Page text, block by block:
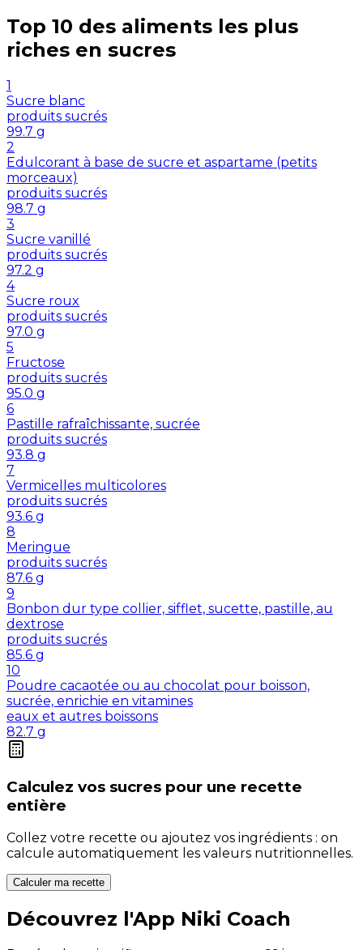
Top 10 des aliments les plus
riches en sucres
1
Sucre blanc
produits sucrés
99.7 g
2
Edulcorant à base de sucre et aspartame (petits
morceaux)
produits sucrés
98.7 g
3
Sucre vanillé
produits sucrés
97.2 g
4
Sucre roux
produits sucrés
97.0 g
5
Fructose
produits sucrés
95.0 g
6
Pastille rafraîchissante, sucrée
produits sucrés
93.8 g
7
Vermicelles multicolores
produits sucrés
93.6 g
8
Meringue
produits sucrés
87.6 g
9
Bonbon dur type collier, sifflet, sucette, pastille, au
dextrose
produits sucrés
85.6 g
10
Poudre cacaotée ou au chocolat pour boisson,
sucrée, enrichie en vitamines
eaux et autres boissons
82.7 g
Calculez vos sucres pour une recette
entière
Collez votre recette ou ajoutez vos ingrédients : on
calcule automatiquement les valeurs nutritionnelles.
Calculer ma recette
Découvrez l'App Niki Coach